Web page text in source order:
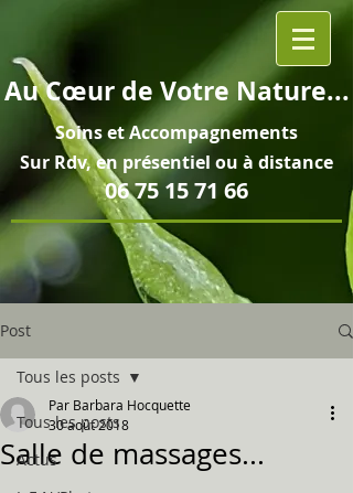
AuCœurde Votre Nature...
Soins etAccompagnements
Sur Rdv, en présentiel ou à distance
06 75 15 71 66
Post
Tous les posts
Actus
Tous les posts
Salle de massages...
Par Barbara Hocquette
30 août 2018